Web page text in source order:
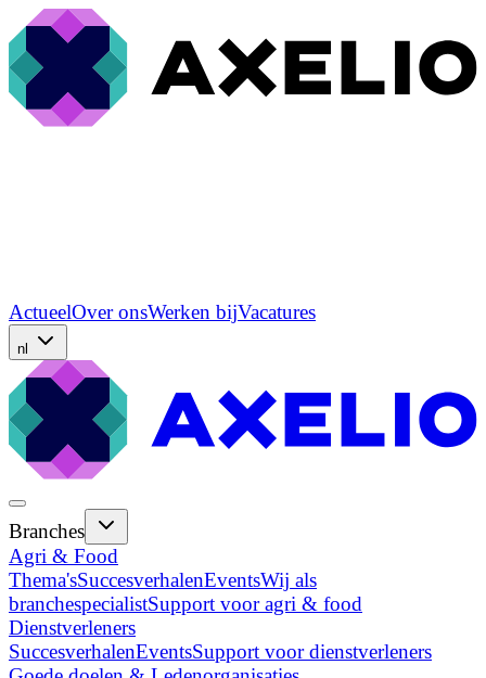
ActueelOver onsWerken bijVacatures
nl
Branches
Agri & Food
Thema'sSuccesverhalenEventsWij als
branchespecialistSupport voor agri & food
Dienstverleners
SuccesverhalenEventsSupport voor dienstverleners